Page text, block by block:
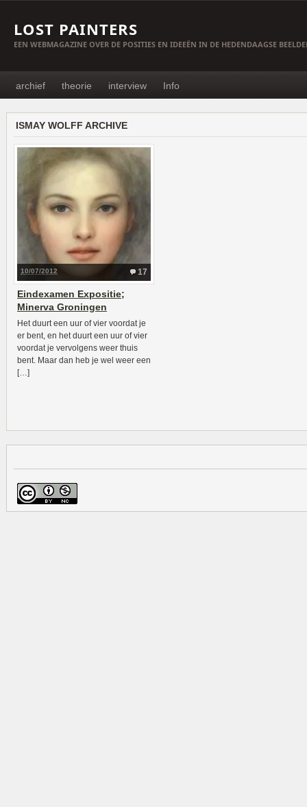
LOST PAINTERS
EEN WEBMAGAZINE OVER DE POSITIES EN IDEEËN IN DE HEDENDAAGSE
archief theorie interview Info
ISMAY WOLFF ARCHIVE
17
10/07/2012
Eindexamen Expositie;
Minerva Groningen
Het duurt een uur of vier voordat je
er bent, en het duurt een uur of vier
voordat je vervolgens weer thuis
bent. Maar dan heb je wel weer een
[…]